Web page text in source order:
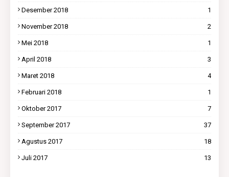
Desember 2018 1
November 2018 2
Mei 2018 1
April 2018 3
Maret 2018 4
Februari 2018 1
Oktober 2017 7
September 2017 37
Agustus 2017 18
Juli 2017 13